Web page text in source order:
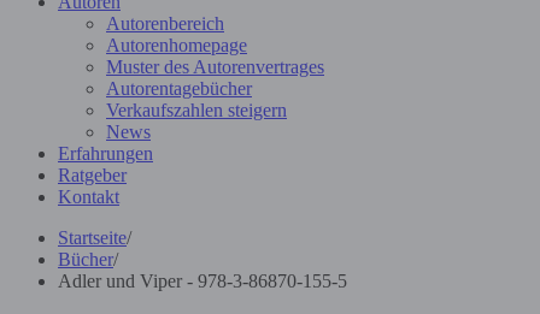
Autorenbereich
Autorenhomepage
Muster des Autorenvertrages
Autorentagebücher
Verkaufszahlen steigern
News
Erfahrungen
Ratgeber
Kontakt
Startseite/
Bücher/
Adler und Viper - 978-3-86870-155-5